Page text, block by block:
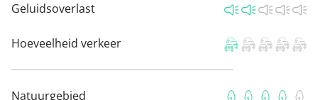
Geluidsoverlast
Hoeveelheid verkeer
Natuurgebied